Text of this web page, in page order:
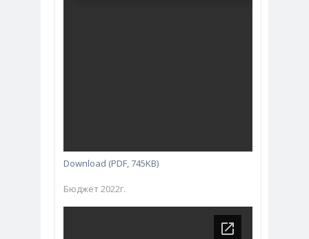
Download (PDF, 745KB)
Бюджет 2022г.